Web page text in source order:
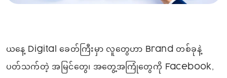
ယနေ့ Digital ခေတ်ကြီးမှာ လူတွေဟာ Brand တစ်ခုနဲ့
ပတ်သက်တဲ့ အမြင်တွေ၊ အတွေ့အကြုံတွေကို Facebook,